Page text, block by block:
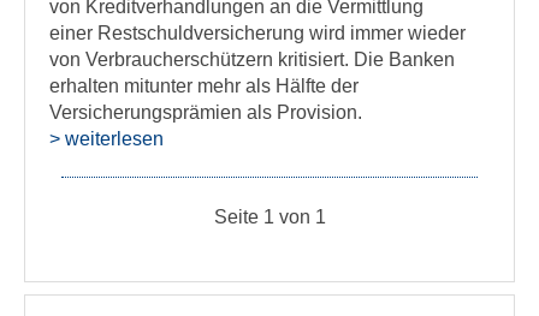
von Kreditverhandlungen an die Vermittlung
einer Restschuldversicherung wird immer wieder
von Verbraucherschützern kritisiert. Die Banken
erhalten mitunter mehr als Hälfte der
Versicherungsprämien als Provision.
> weiterlesen
Seite 1 von 1